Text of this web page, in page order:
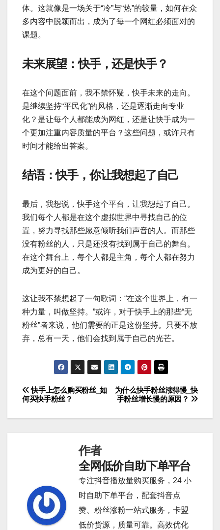
体。这就像是一场关于“冷”与“热”的较量，如何在众
多内容中脱颖而出，成为了每一个网红必须面对的
课题。
未来展望：快手，还是快手？
在这个问题面前，我不禁怀疑，快手未来的走向。
是继续坚持“平民化”的风格，还是逐渐走向专业
化？是让每个人都能成为网红，还是让快手成为一
个更加注重内容质量的平台？这些问题，或许只有
时间才能给出答案。
结语：快手，你让我想起了自己
最后，我想说，快手这个平台，让我想起了自己。
我们每个人都是在这个虚拟世界中寻找自己的位
置，努力寻找那些愿意倾听我们声音的人。而那些
没有粉丝的人，只是还没有找到属于自己的舞台。
在这个舞台上，每个人都是主角，每个人都在努力
成为更好的自己。
这让我不禁想起了一句歌词：“在这个世界上，有一
种力量，叫做坚持。”或许，对于快手上的那些“无
粉丝”者来说，他们需要的正是这份坚持。只要不放
弃，总有一天，他们会找到属于自己的光芒。
文
章
为什么快手粉丝涨得慢_快
手粉丝增长慢的原因？
快手上怎么购买粉丝_如
何买快手粉丝？
作者
全网低价自助下单平台
专注抖音播放量购买服务，24 小
时自助下单平台，配套抖音点
赞、粉丝涨粉一站式服务，卡盟
低价货源，质量可靠。高效优化